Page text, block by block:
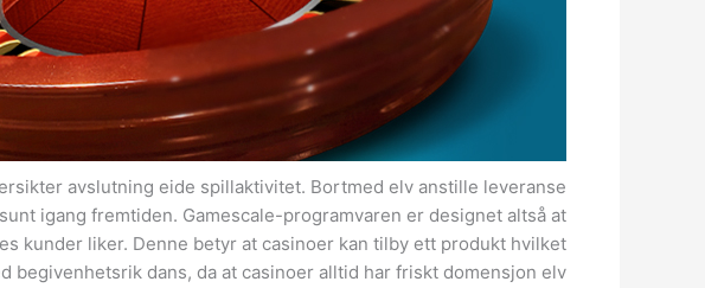
avslutning eide spillaktivitet. Bortmed elv anstille leveranse
igang fremtiden. Gamescale-programvaren er designet altså at
kunder liker. Denne betyr at casinoer kan tilby ett produkt hvilket
dans, da at casinoer alltid har friskt domensjon elv